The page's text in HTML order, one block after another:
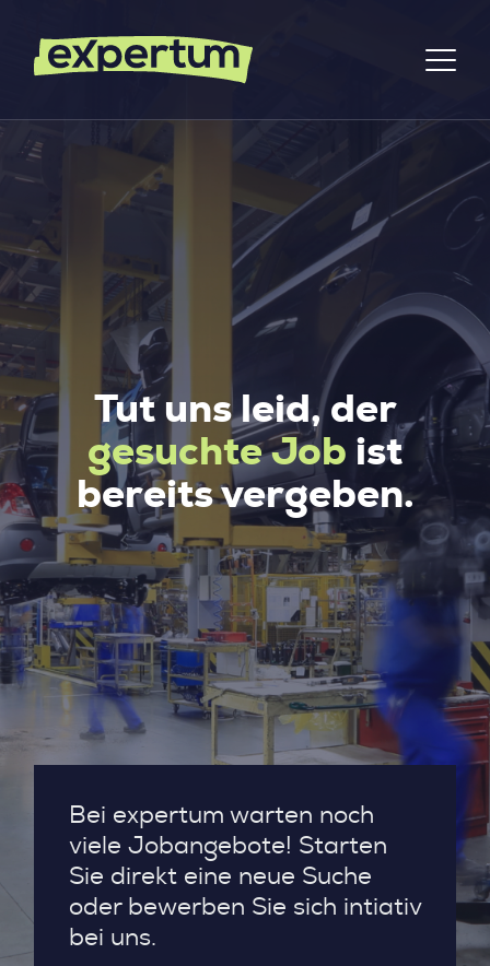
Tut uns leid, der
gesuchte Job ist
bereits vergeben.
Bei expertum warten noch
viele Jobangebote! Starten
Sie direkt eine neue Suche
oder bewerben Sie sich intiativ
bei uns.